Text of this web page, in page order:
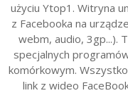
użyciu Ytop1. Witryna
z Facebooka na
webm, audio, 3gp...).
specjalnych
komórkowym.
link z wideo